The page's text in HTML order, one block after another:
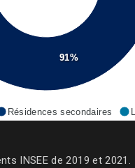
91%
Résidences secondaires
INSEE de 2019 et 2021.